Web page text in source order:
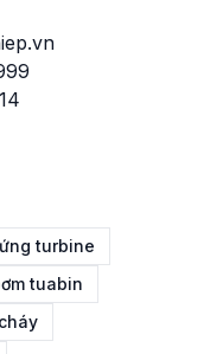
turbine
tuabin